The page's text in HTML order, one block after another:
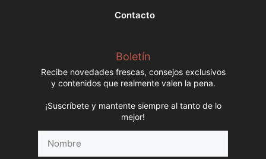
Contacto
Boletín
Recibe novedades frescas, consejos exclusivos
y contenidos que realmente valen la pena.
¡Suscríbete y mantente siempre al tanto de lo
mejor!